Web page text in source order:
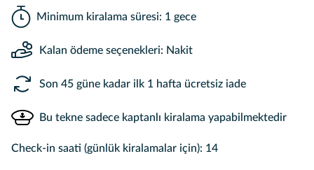
Minimum kiralama süresi: 1 gece
Kalan ödeme seçenekleri: Nakit
Son 45 güne kadar ilk 1 hafta ücretsiz iade
Bu tekne sadece kaptanlı kiralama yapabilmektedir
Check-in saati (günlük kiralamalar için): 14